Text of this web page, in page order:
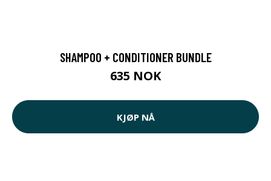
SHAMPOO + CONDITIONER BUNDLE
635 NOK
KJØP NÅ